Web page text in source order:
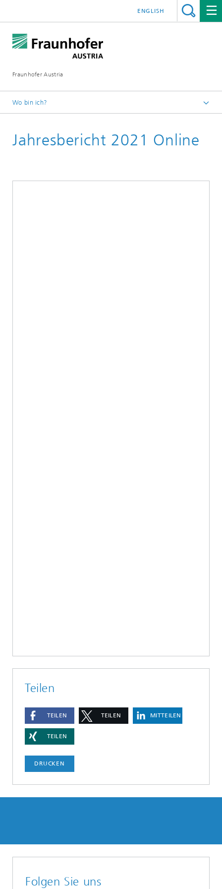
Fraunhofer Austria
ENGLISH
Wo bin ich?
Publikationen
Jahresbericht 2021 Online
Teilen
TEILEN TEILEN MITTEILEN
TEILEN
DRUCKEN
Folgen Sie uns